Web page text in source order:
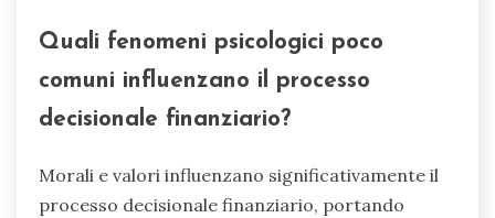
Quali fenomeni psicologici poco
comuni influenzano il processo
decisionale finanziario?
Morali e valori influenzano significativamente il
processo decisionale finanziario, portando